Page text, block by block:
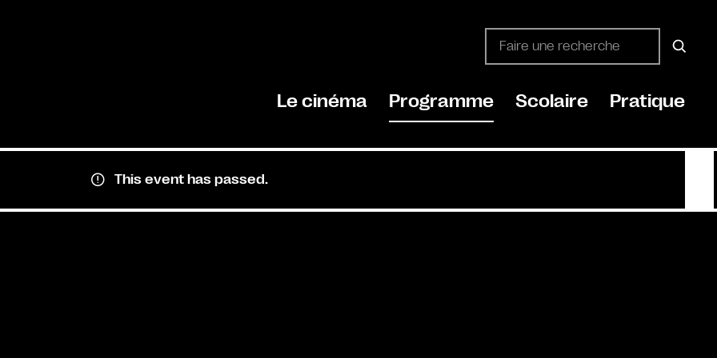
Le cinéma Programme Scolaire Pratique
This event has passed.